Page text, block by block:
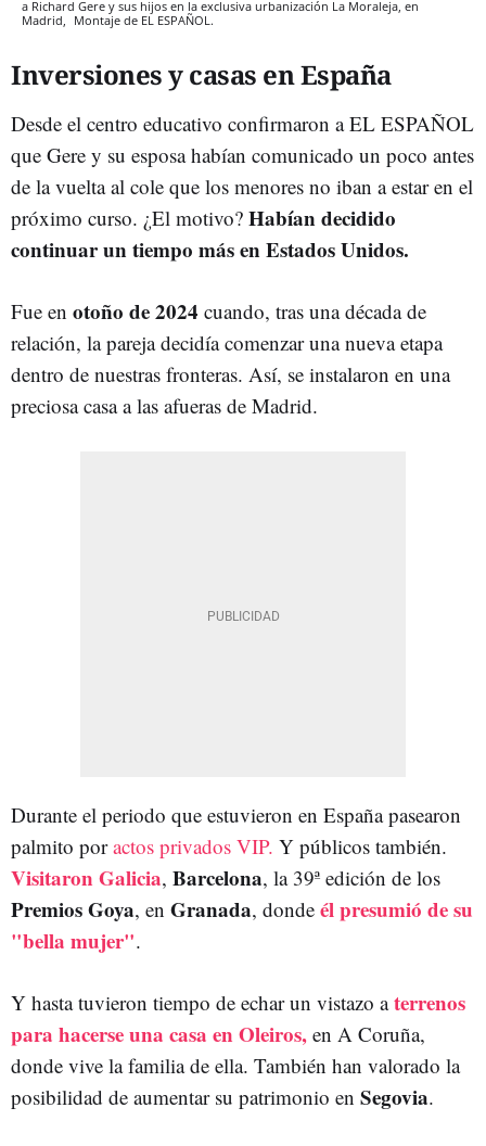
a Richard Gere y sus hijos en la exclusiva urbanización La Moraleja, en
Madrid, Montaje de EL ESPAÑOL.
Inversiones y casas en España
Desde el centro educativo confirmaron a EL ESPAÑOL
que Gere y su esposa habían comunicado un poco antes
de la vuelta al cole que los menores no iban a estar en el
próximo curso. ¿El motivo? Habían decidido
continuar un tiempo más en Estados Unidos.
Fue en otoño de 2024 cuando, tras una década de
relación, la pareja decidía comenzar una nueva etapa
dentro de nuestras fronteras. Así, se instalaron en una
preciosa casa a las afueras de Madrid.
Durante el periodo que estuvieron en España pasearon
palmito poractos privados VIP. Y públicos también.
Visitaron Galicia, Barcelona, la 39ª edición de los
Premios Goya, en Granada, donde él presumió de su
"bella mujer".
Y hasta tuvieron tiempo de echar un vistazo aterrenos
para hacerse una casa en Oleiros, en A Coruña,
donde vive la familia de ella. También han valorado la
posibilidad de aumentar su patrimonio en Segovia.